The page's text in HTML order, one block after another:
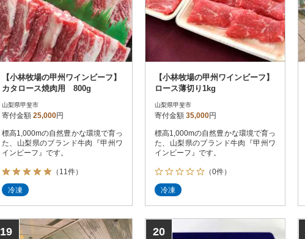
【小林牧場の甲州ワインビーフ】
カタロース焼肉用 800g
山梨県甲斐市
寄付金額 25,000円
標高1,000mの自然豊かな環境で育っ
た、山梨県のブランド牛肉『甲州ワ
インビーフ』です。
（11件）
冷凍
【小林牧場の甲州ワインビーフ】
ロース薄切り1kg
山梨県甲斐市
寄付金額 35,000円
標高1,000mの自然豊かな環境で育っ
た、山梨県のブランド牛肉『甲州ワ
インビーフ』です。
（0件）
冷凍
19 20